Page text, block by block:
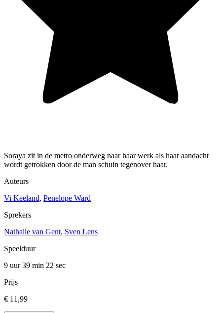
Soraya zit in de metro onderweg naar haar werk als haar aandacht
wordt getrokken door de man schuin tegenover haar.
Auteurs
Vi Keeland, Penelope Ward
Sprekers
Nathalie van Gent, Sven Lens
Speelduur
9 uur 39 min 22 sec
Prijs
€ 11,99